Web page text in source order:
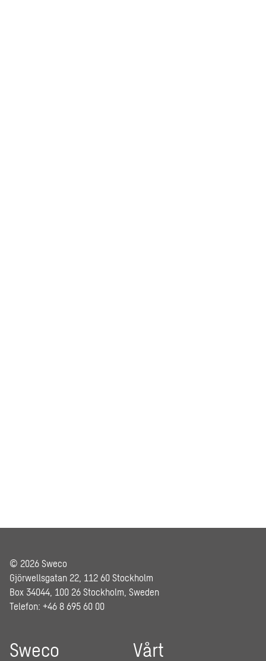
© 2026 Sweco
Gjörwellsgatan 22, 112 60 Stockholm
Box 34044, 100 26 Stockholm, Sweden
Telefon: +46 8 695 60 00
Sweco
Vårt